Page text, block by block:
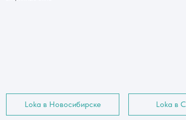
Loka в Новосибирске Loka в